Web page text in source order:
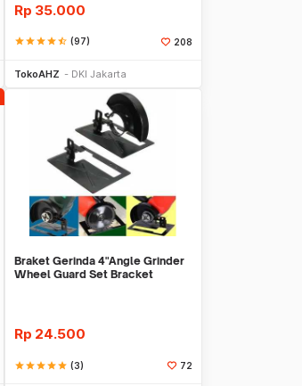
Rp 35.000
starstarstarstarstar_half (97) 208
TokoAHZ DKI Jakarta
Braket Gerinda 4"Angle Grinder
Wheel Guard Set Bracket
Rp 24.500
starstarstarstarstar (3) 72